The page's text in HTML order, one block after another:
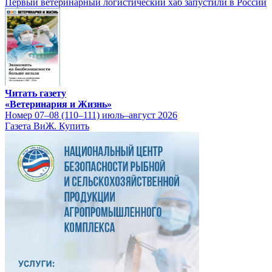
Первый ветеринарный логистический хаб запустили в России
Читать газету
«Ветеринария и Жизнь»
Номер 07–08 (110–111) июль–август 2026
Газета ВиЖ. Купить